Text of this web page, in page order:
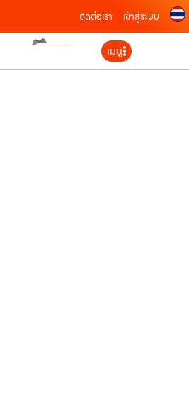
ติดต่อเรา เข้าสู่ระบบ
เมนู